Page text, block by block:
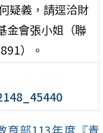
疑義，請逕洽財
金會張小姐（聯
）。